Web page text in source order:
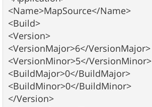
<Name>MapSource</Name>
<Build>
<Version>
<VersionMajor>6</VersionMajor>
<VersionMinor>5</VersionMinor>
<BuildMajor>0</BuildMajor>
<BuildMinor>0</BuildMinor>
</Version>